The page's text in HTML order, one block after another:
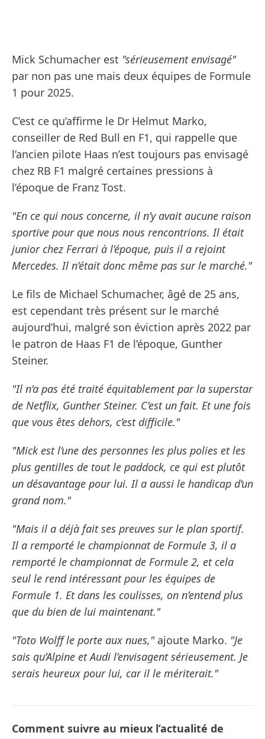
Mick Schumacher est "sérieusement envisagé"
par non pas une mais deux équipes de Formule
1 pour 2025.
C’est ce qu’affirme le Dr Helmut Marko,
conseiller de Red Bull en F1, qui rappelle que
l’ancien pilote Haas n’est toujours pas envisagé
chez RB F1 malgré certaines pressions à
l’époque de Franz Tost.
"En ce qui nous concerne, il n’y avait aucune raison
sportive pour que nous nous rencontrions. Il était
junior chez Ferrari à l’époque, puis il a rejoint
Mercedes. Il n’était donc même pas sur le marché."
Le fils de Michael Schumacher, âgé de 25 ans,
est cependant très présent sur le marché
aujourd’hui, malgré son éviction après 2022 par
le patron de Haas F1 de l’époque, Gunther
Steiner.
"Il n’a pas été traité équitablement par la superstar
de Netflix, Gunther Steiner. C’est un fait. Et une fois
que vous êtes dehors, c’est difficile."
"Mick est l’une des personnes les plus polies et les
plus gentilles de tout le paddock, ce qui est plutôt
un désavantage pour lui. Il a aussi le handicap d’un
grand nom."
"Mais il a déjà fait ses preuves sur le plan sportif.
Il a remporté le championnat de Formule 3, il a
remporté le championnat de Formule 2, et cela
seul le rend intéressant pour les équipes de
Formule 1. Et dans les coulisses, on n’entend plus
que du bien de lui maintenant."
"Toto Wolff le porte aux nues,"ajoute Marko. "Je
sais qu’Alpine et Audi l’envisagent sérieusement. Je
serais heureux pour lui, car il le mériterait."
Comment suivre au mieux l’actualité de